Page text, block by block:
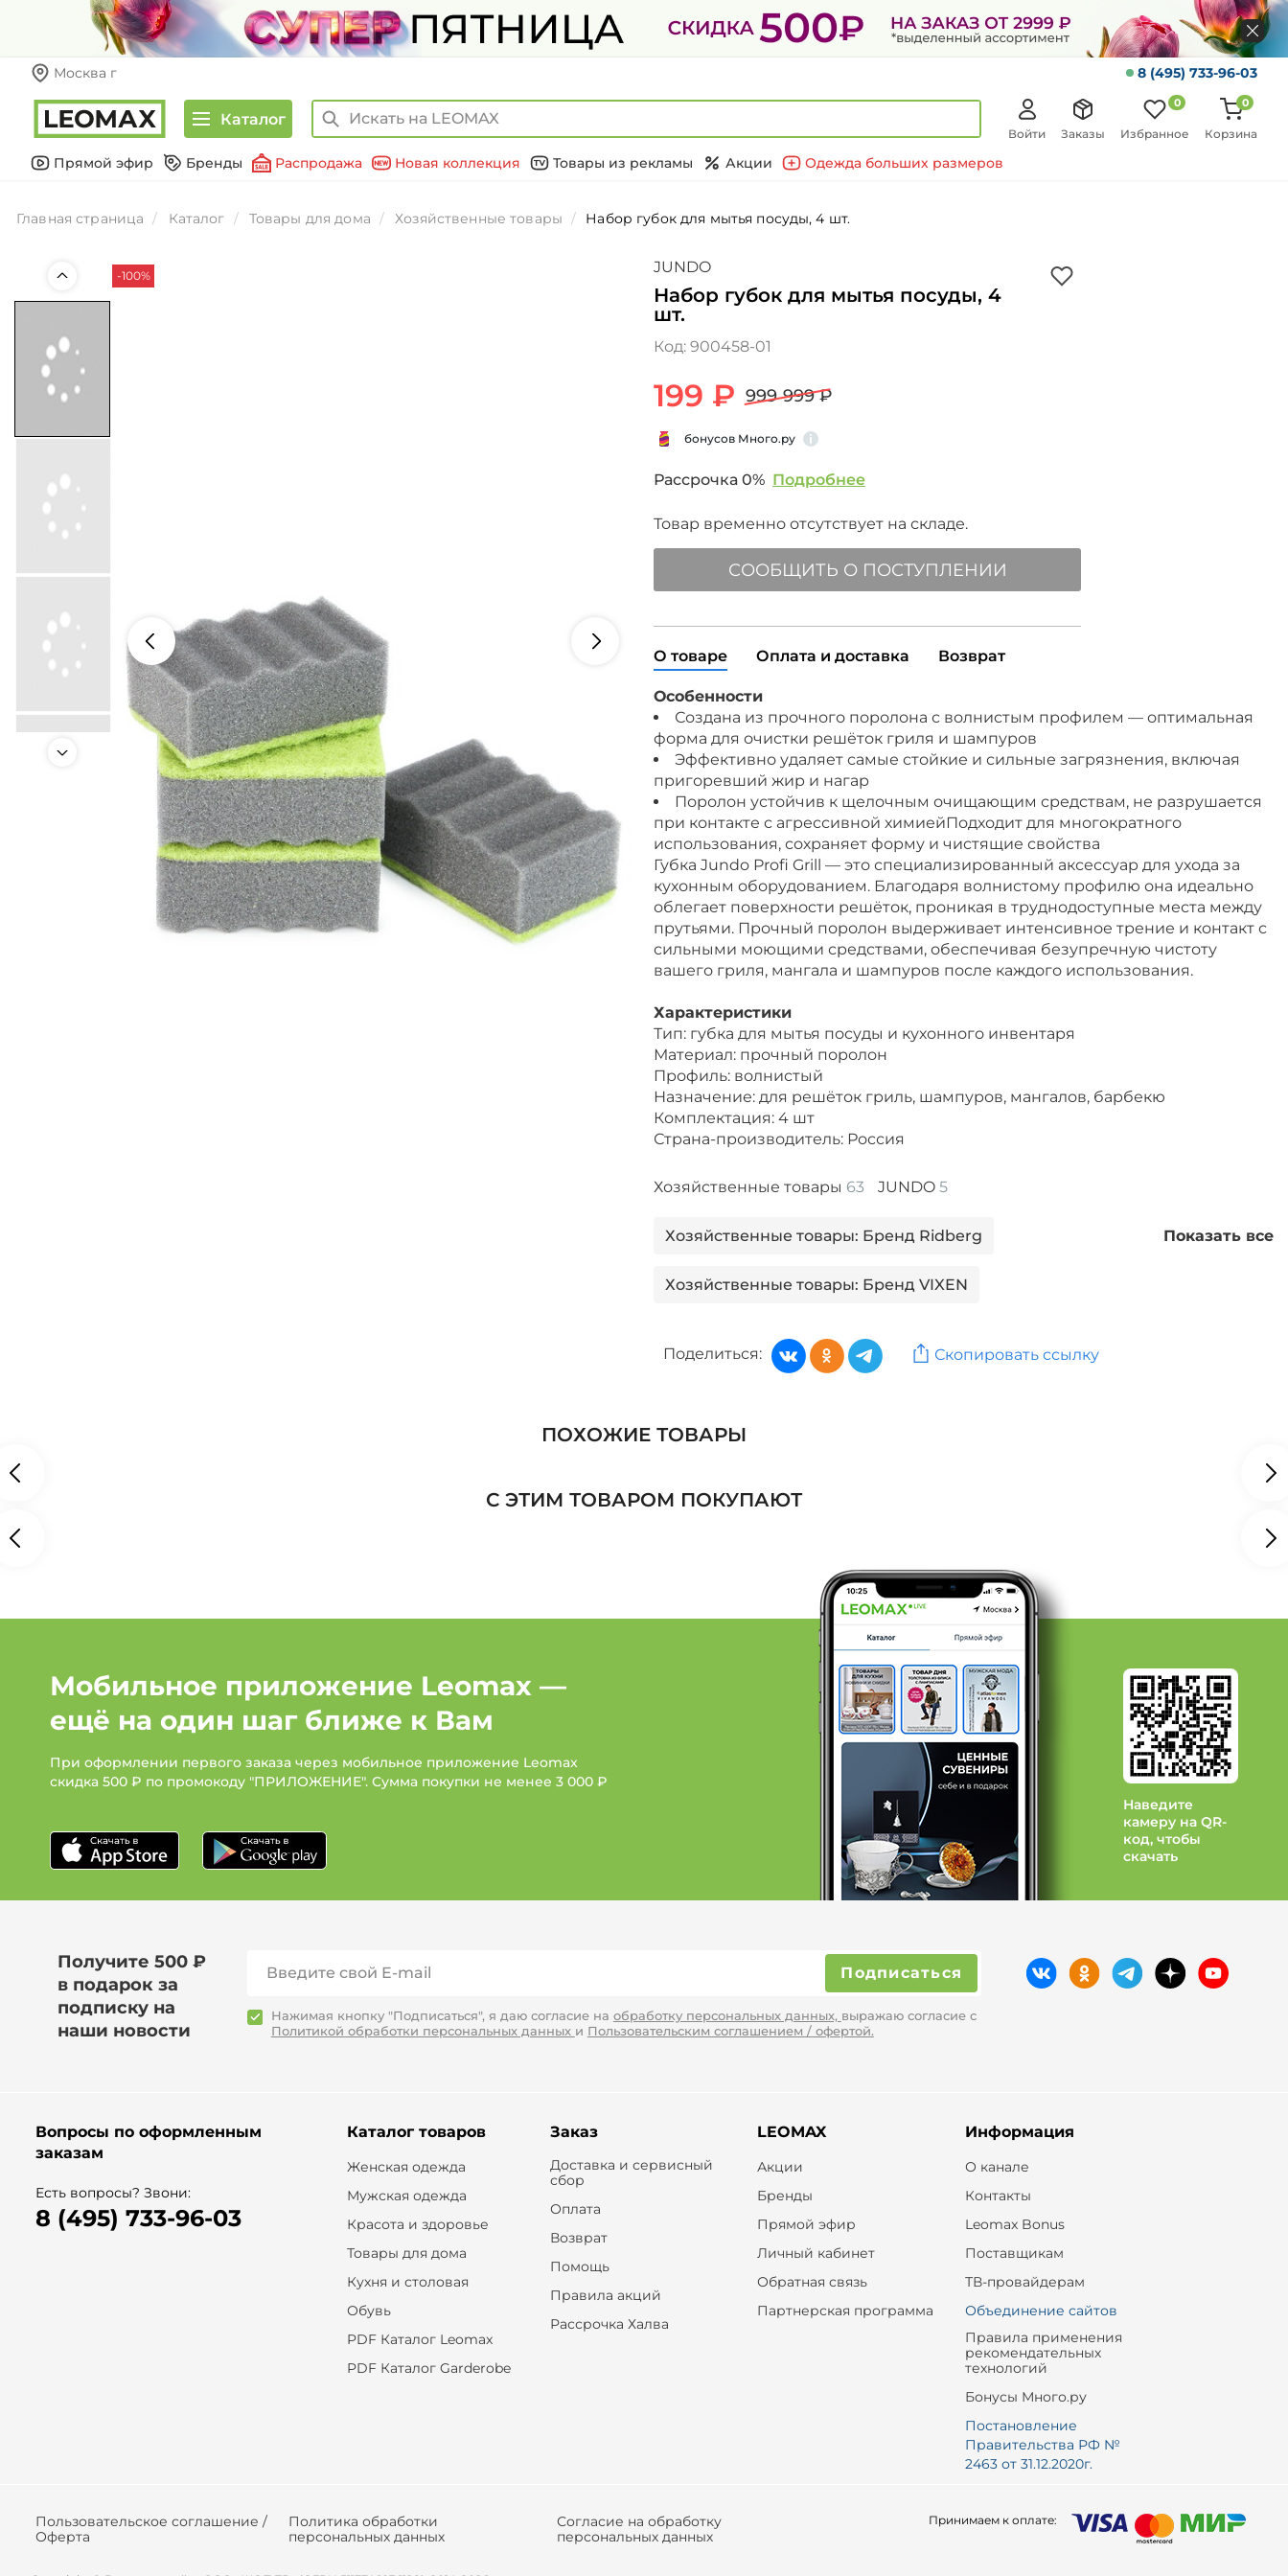
Москва г 8 (495) 733-96-03
Каталог
Войти Заказы Избранное
0
Корзина
0
Прямой эфир Бренды Распродажа Новая коллекция Товары из рекламы Акции Одежда больших размеров
Главная страница Каталог Товары для дома Хозяйственные товары Набор губок для мытья посуды, 4 шт.
-100% JUNDO
Набор губок для мытья посуды, 4
шт.
Код: 900458-01
199 ₽ 999 999 ₽
бонусов Много.ру
Рассрочка 0% Подробнее
Товар временно отсутствует на складе.
СООБЩИТЬ О ПОСТУПЛЕНИИ
О товаре Оплата и доставка Возврат
Особенности
Создана из прочного поролона с волнистым профилем — оптимальная
форма для очистки решёток гриля и шампуров
Эффективно удаляет самые стойкие и сильные загрязнения, включая
пригоревший жир и нагар
Поролон устойчив к щелочным очищающим средствам, не разрушается
при контакте с агрессивной химиейПодходит для многократного
использования, сохраняет форму и чистящие свойства
Губка Jundo Profi Grill — это специализированный аксессуар для ухода за
кухонным оборудованием. Благодаря волнистому профилю она идеально
облегает поверхности решёток, проникая в труднодоступные места между
прутьями. Прочный поролон выдерживает интенсивное трение и контакт с
сильными моющими средствами, обеспечивая безупречную чистоту
вашего гриля, мангала и шампуров после каждого использования.
Характеристики
Тип: губка для мытья посуды и кухонного инвентаря
Материал: прочный поролон
Профиль: волнистый
Назначение: для решёток гриль, шампуров, мангалов, барбекю
Комплектация: 4 шт
Страна-производитель: Россия
Хозяйственные товары 63 JUNDO 5
Хозяйственные товары: Бренд Ridberg
Хозяйственные товары: Бренд VIXEN
Хозяйственные товары: Бренд Доляна
Товары для дома: Бренд TUNDRA
Товары для дома: Бренд ZION
Товары для дома: Бренд Авангард
Показать все
Поделиться: Скопировать ссылку
ПОХОЖИЕ ТОВАРЫ
С ЭТИМ ТОВАРОМ ПОКУПАЮТ
Мобильное приложение Leomax —
ещё на один шаг ближе к Вам
При оформлении первого заказа через мобильное приложение Leomax
скидка 500 ₽ по промокоду "ПРИЛОЖЕНИЕ". Сумма покупки не менее 3 000 ₽
Наведите
камеру на QR-
код, чтобы
скачать
Получите 500 ₽
в подарок за
подписку на
наши новости
Подписаться
Нажимая кнопку "Подписаться", я даю согласие на обработку персональных данных, выражаю согласие с
Политикой обработки персональных данных и Пользовательским соглашением / офертой.
Вопросы по оформленным
заказам
Есть вопросы? Звони:
8 (495) 733-96-03
Каталог товаров
Женская одежда
Мужская одежда
Красота и здоровье
Товары для дома
Кухня и столовая
Обувь
PDF Каталог Leomax
PDF Каталог Garderobe
Заказ
Доставка и сервисный
сбор
Оплата
Возврат
Помощь
Правила акций
Рассрочка Халва
LEOMAX
Акции
Бренды
Прямой эфир
Личный кабинет
Обратная связь
Партнерская программа
Информация
О канале
Контакты
Leomax Bonus
Поставщикам
ТВ-провайдерам
Объединение сайтов
Правила применения
рекомендательных
технологий
Бонусы Много.ру
Постановление
Правительства РФ №
2463 от 31.12.2020г.
Пользовательское соглашение /
Оферта
Политика обработки
персональных данных
Согласие на обработку
персональных данных
Принимаем к оплате: